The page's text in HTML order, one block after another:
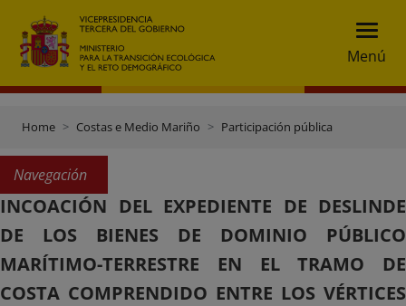
Menú
Home Costas e Medio Mariño Participación pública
Navegación
INCOACIÓN DEL EXPEDIENTE DE DESLINDE
DE LOS BIENES DE DOMINIO PÚBLICO
MARÍTIMO-TERRESTRE EN EL TRAMO DE
COSTA COMPRENDIDO ENTRE LOS VÉRTICES